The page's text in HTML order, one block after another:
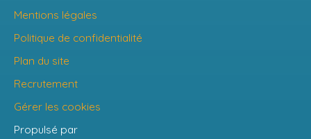
Mentions légales
Politique de confidentialité
Plan du site
Recrutement
Gérer les cookies
Propulsé par